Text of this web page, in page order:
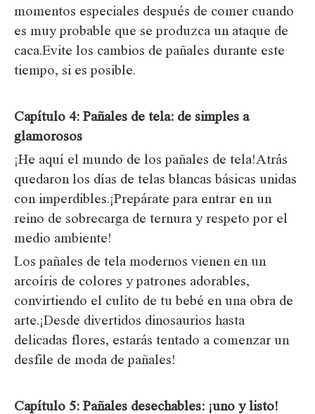
momentos especiales después de comer cuando
es muy probable que se produzca un ataque de
caca.Evite los cambios de pañales durante este
tiempo, si es posible.
Capítulo 4: Pañales de tela: de simples a
glamorosos
¡He aquí el mundo de los pañales de tela!Atrás
quedaron los días de telas blancas básicas unidas
con imperdibles.¡Prepárate para entrar en un
reino de sobrecarga de ternura y respeto por el
medio ambiente!
Los pañales de tela modernos vienen en un
arcoíris de colores y patrones adorables,
convirtiendo el culito de tu bebé en una obra de
arte.¡Desde divertidos dinosaurios hasta
delicadas flores, estarás tentado a comenzar un
desfile de moda de pañales!
Capítulo 5: Pañales desechables: ¡uno y listo!